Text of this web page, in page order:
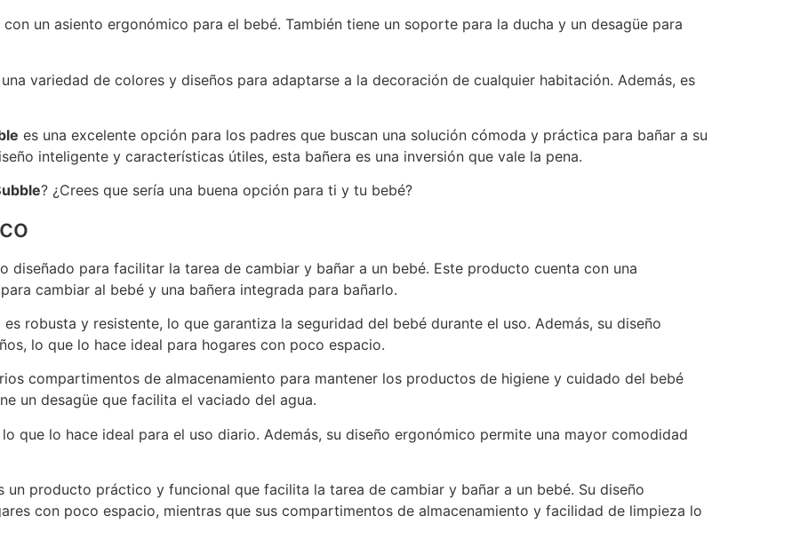
un asiento ergonómico para el bebé. También tiene un soporte para la ducha y un desagüe para
variedad de colores y diseños para adaptarse a la decoración de cualquier habitación. Además, es
es una excelente opción para los padres que buscan una solución cómoda y práctica para bañar a su
inteligente y características útiles, esta bañera es una inversión que vale la pena.
? ¿Crees que sería una buena opción para ti y tu bebé?
diseñado para facilitar la tarea de cambiar y bañar a un bebé. Este producto cuenta con una
cambiar al bebé y una bañera integrada para bañarlo.
robusta y resistente, lo que garantiza la seguridad del bebé durante el uso. Además, su diseño
lo que lo hace ideal para hogares con poco espacio.
compartimentos de almacenamiento para mantener los productos de higiene y cuidado del bebé
un desagüe que facilita el vaciado del agua.
que lo hace ideal para el uso diario. Además, su diseño ergonómico permite una mayor comodidad
un producto práctico y funcional que facilita la tarea de cambiar y bañar a un bebé. Su diseño
con poco espacio, mientras que sus compartimentos de almacenamiento y facilidad de limpieza lo